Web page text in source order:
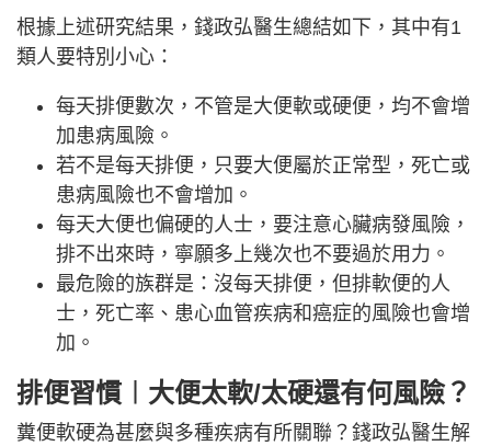
根據上述研究結果，錢政弘醫生總結如下，其中有1
類人要特別小心：
每天排便數次，不管是大便軟或硬便，均不會增
加患病風險。
若不是每天排便，只要大便屬於正常型，死亡或
患病風險也不會增加。
每天大便也偏硬的人士，要注意心臟病發風險，
排不出來時，寧願多上幾次也不要過於用力。
最危險的族群是：沒每天排便，但排軟便的人
士，死亡率、患心血管疾病和癌症的風險也會增
加。
排便習慣︱大便太軟/太硬還有何風險？
糞便軟硬為甚麼與多種疾病有所關聯？錢政弘醫生解